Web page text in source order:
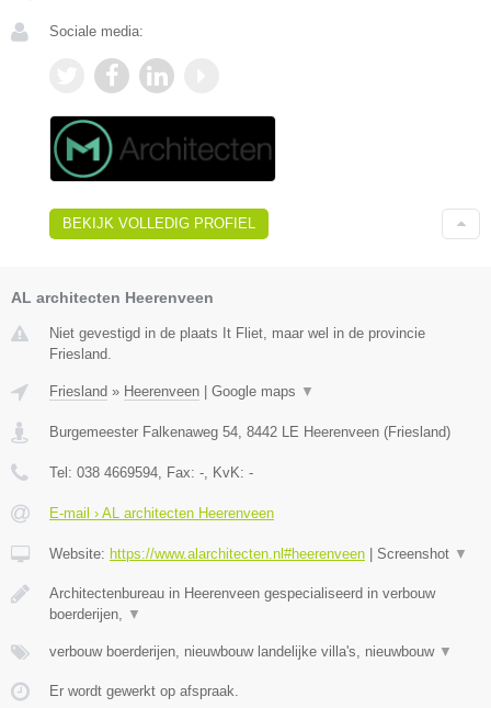
Sociale media:
BEKIJK VOLLEDIG PROFIEL
AL architecten Heerenveen
Niet gevestigd in de plaats It Fliet, maar wel in de provincie
Friesland.
Friesland » Heerenveen Google maps ▼
Burgemeester Falkenaweg 54, 8442 LE Heerenveen (Friesland)
Tel: 038 4669594, Fax: -, KvK: -
E-mail › AL architecten Heerenveen
Website: https://www.alarchitecten.nl#heerenveen Screenshot ▼
Architectenbureau in Heerenveen gespecialiseerd in verbouw
boerderijen, ▼
verbouw boerderijen, nieuwbouw landelijke villa's, nieuwbouw ▼
Er wordt gewerkt op afspraak.